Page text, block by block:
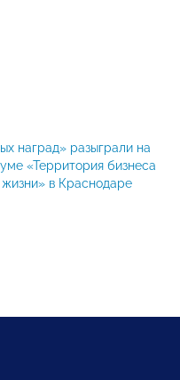
наград» разыграли на
«Территория бизнеса
в Краснодаре